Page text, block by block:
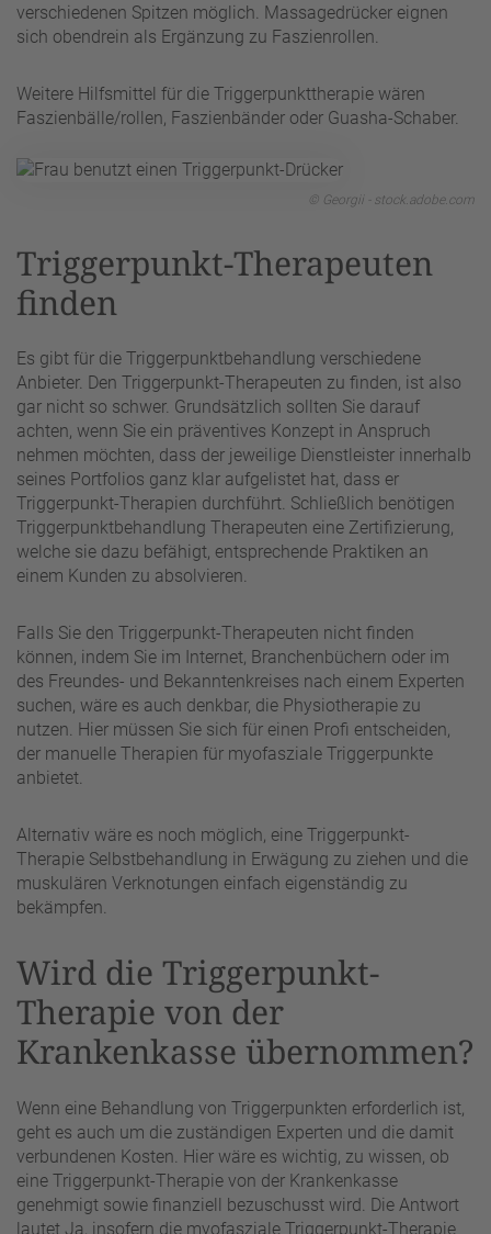
verschiedenen Spitzen möglich. Massagedrücker eignen
sich obendrein als Ergänzung zu Faszienrollen.
Weitere Hilfsmittel für die Triggerpunkttherapie wären
Faszienbälle/rollen, Faszienbänder oder Guasha-Schaber.
© Georgii - stock.adobe.com
Triggerpunkt-Therapeuten
finden
Es gibt für die Triggerpunktbehandlung verschiedene
Anbieter. Den Triggerpunkt-Therapeuten zu finden, ist also
gar nicht so schwer. Grundsätzlich sollten Sie darauf
achten, wenn Sie ein präventives Konzept in Anspruch
nehmen möchten, dass der jeweilige Dienstleister innerhalb
seines Portfolios ganz klar aufgelistet hat, dass er
Triggerpunkt-Therapien durchführt. Schließlich benötigen
Triggerpunktbehandlung Therapeuten eine Zertifizierung,
welche sie dazu befähigt, entsprechende Praktiken an
einem Kunden zu absolvieren.
Falls Sie den Triggerpunkt-Therapeuten nicht finden
können, indem Sie im Internet, Branchenbüchern oder im
des Freundes- und Bekanntenkreises nach einem Experten
suchen, wäre es auch denkbar, die Physiotherapie zu
nutzen. Hier müssen Sie sich für einen Profi entscheiden,
der manuelle Therapien für myofasziale Triggerpunkte
anbietet.
Alternativ wäre es noch möglich, eine Triggerpunkt-
Therapie Selbstbehandlung in Erwägung zu ziehen und die
muskulären Verknotungen einfach eigenständig zu
bekämpfen.
Wird die Triggerpunkt-
Therapie von der
Krankenkasse übernommen?
Wenn eine Behandlung von Triggerpunkten erforderlich ist,
geht es auch um die zuständigen Experten und die damit
verbundenen Kosten. Hier wäre es wichtig, zu wissen, ob
eine Triggerpunkt-Therapie von der Krankenkasse
genehmigt sowie finanziell bezuschusst wird. Die Antwort
lautet Ja, insofern die myofasziale Triggerpunkt-Therapie